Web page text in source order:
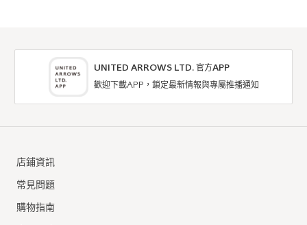
UNITED ARROWS LTD. 官方APP
歡迎下載APP，鎖定最新情報與專屬推播通知
店鋪資訊
常見問題
購物指南